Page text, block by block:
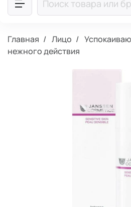
Главная Лицо
нежного действия